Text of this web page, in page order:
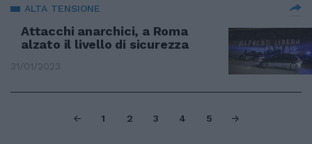
ALTA TENSIONE
Attacchi anarchici, a Roma
alzato il livello di sicurezza
31/01/2023
1 2 3 4 5